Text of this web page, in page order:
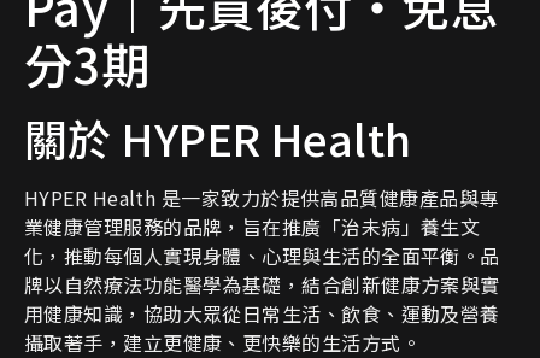
分3期
關於 HYPER Health
HYPER Health 是一家致力於提供高品質健康產品與專
業健康管理服務的品牌，旨在推廣「治未病」養生文
化，推動每個人實現身體、心理與生活的全面平衡。品
牌以自然療法功能醫學為基礎，結合創新健康方案與實
用健康知識，協助大眾從日常生活、飲食、運動及營養
攝取著手，建立更健康、更快樂的生活方式。